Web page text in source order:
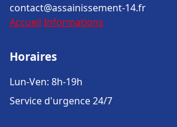
contact@assainissement-14.fr
Accueil Informations
Horaires
Lun-Ven: 8h-19h
Service d'urgence 24/7